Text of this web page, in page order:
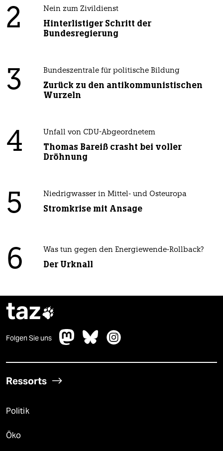
2 Nein zum Zivildienst
Hinterlistiger Schritt der
Bundesregierung
3 Bundeszentrale für politische Bildung
Zurück zu den antikommunistischen
Wurzeln
4 Unfall von CDU-Abgeordnetem
Thomas Bareiß crasht bei voller
Dröhnung
5 Niedrigwasser in Mittel- und Osteuropa
Stromkrise mit Ansage
6 Was tun gegen den Energiewende-Rollback?
Der Urknall
taz
Folgen Sie uns
Ressorts
Politik
Öko